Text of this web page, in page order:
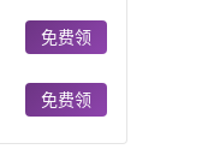
免费领
免费领